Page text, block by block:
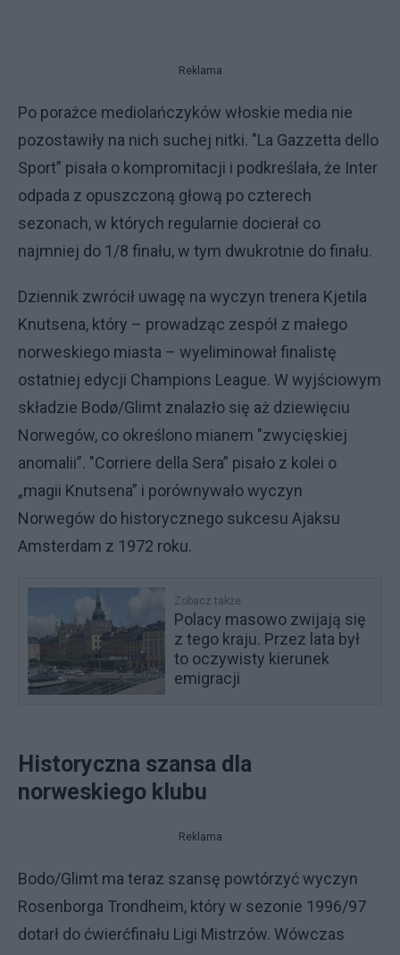
Reklama
Po porażce mediolańczyków włoskie media nie
pozostawiły na nich suchej nitki. "La Gazzetta dello
Sport” pisała o kompromitacji i podkreślała, że Inter
odpada z opuszczoną głową po czterech
sezonach, w których regularnie docierał co
najmniej do 1/8 finału, w tym dwukrotnie do finału.
Dziennik zwrócił uwagę na wyczyn trenera Kjetila
Knutsena, który – prowadząc zespół z małego
norweskiego miasta – wyeliminował finalistę
ostatniej edycji Champions League. W wyjściowym
składzie Bodø/Glimt znalazło się aż dziewięciu
Norwegów, co określono mianem "zwycięskiej
anomalii”. "Corriere della Sera” pisało z kolei o
„magii Knutsena” i porównywało wyczyn
Norwegów do historycznego sukcesu Ajaksu
Amsterdam z 1972 roku.
Zobacz także
Polacy masowo zwijają się
z tego kraju. Przez lata był
to oczywisty kierunek
emigracji
Historyczna szansa dla
norweskiego klubu
Reklama
Bodo/Glimt ma teraz szansę powtórzyć wyczyn
Rosenborga Trondheim, który w sezonie 1996/97
dotarł do ćwierćfinału Ligi Mistrzów. Wówczas